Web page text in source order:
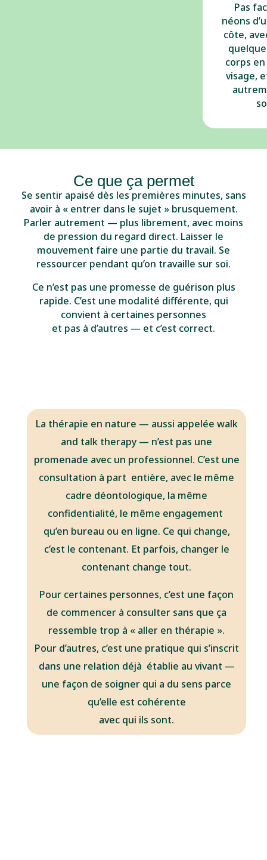
Pas
néons
côte,
corps
visage,
Ce que ça permet
Se sentir apaisé dès les premières minutes, sans
avoir à « entrer dans le sujet » brusquement.
Parler autrement — plus librement, avec moins
de pression du regard direct. Laisser le
mouvement faire une partie du travail. Se
ressourcer pendant qu’on travaille sur soi.
Ce n’est pas une promesse de guérison plus
rapide. C’est une modalité différente, qui
convient à certaines personnes
et pas à d’autres — et c’est correct.
La thérapie en nature — aussi appelée walk
and talk therapy — n’est pas une
promenade avec un professionnel. C’est une
consultation à part entière, avec le même
cadre déontologique, la même
confidentialité, le même engagement
qu’en bureau ou en ligne. Ce qui change,
c’est le contenant. Et parfois, changer le
contenant change tout.
Pour certaines personnes, c’est une façon
de commencer à consulter sans que ça
ressemble trop à « aller en thérapie ».
Pour d’autres, c’est une pratique qui s’inscrit
dans une relation déjà établie au vivant —
une façon de soigner qui a du sens parce
qu’elle est cohérente
avec qui ils sont.